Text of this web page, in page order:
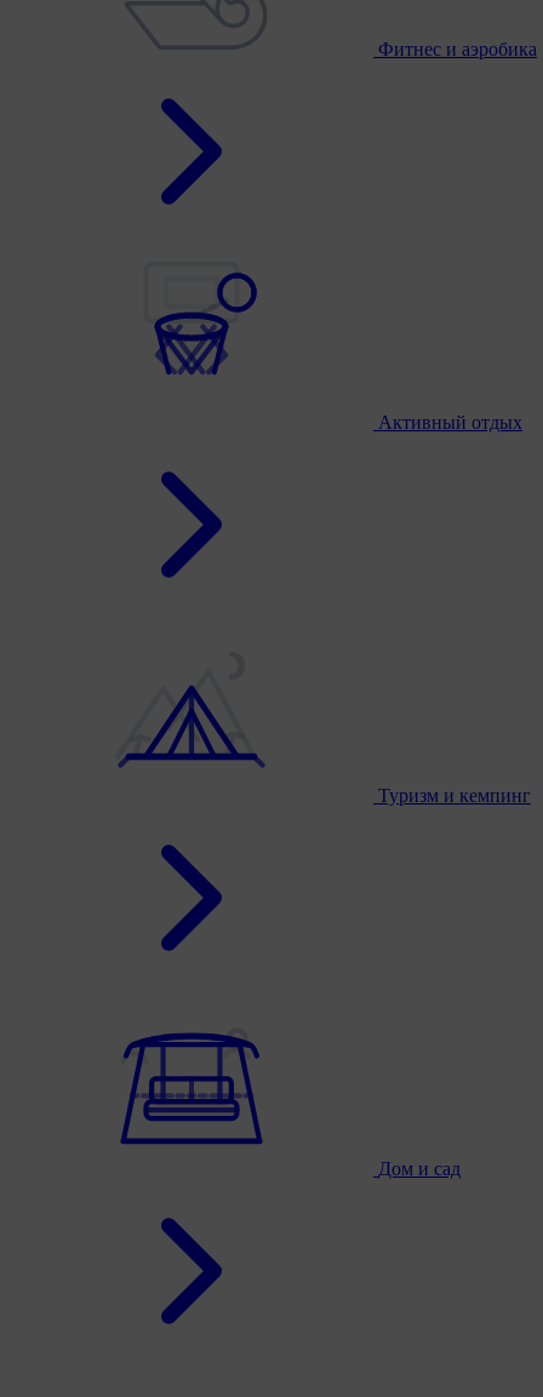
Фитнес и аэробика
Активный отдых
Туризм и кемпинг
Дом и сад